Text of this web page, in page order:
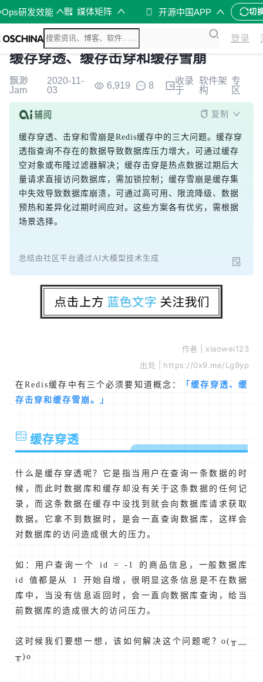
研发效能 媒体矩阵 开源中国APP 切
登录
缓存穿透、缓存击穿和缓存雪崩
飘渺
Jam
2020-11-
03
6,919 8
收录
于
软件架
构
专
区
复制
缓存穿透、击穿和雪崩是Redis缓存中的三大问题。缓存穿
透指查询不存在的数据导致数据库压力增大，可通过缓存
空对象或布隆过滤器解决；缓存击穿是热点数据过期后大
量请求直接访问数据库，需加锁控制；缓存雪崩是缓存集
中失效导致数据库崩溃，可通过高可用、限流降级、数据
预热和差异化过期时间应对。这些方案各有优劣，需根据
场景选择。
总结由社区平台通过AI大模型技术生成
作者 | xiaowei123
出处 | https://0x9.me/Lg9yp
在Redis缓存中有三个必须要知道概念：
「缓存穿透、缓
存击穿和缓存雪崩。」
缓存穿透
什么是缓存穿透呢？它是指当用户在查询一条数据的时
候，而此时数据库和缓存却没有关于这条数据的任何记
录，而这条数据在缓存中没找到就会向数据库请求获取
数据。它拿不到数据时，是会一直查询数据库，这样会
对数据库的访问造成很大的压力。
如：用户查询一个 id = -1 的商品信息，一般数据库
id 值都是从 1 开始自增，很明显这条信息是不在数据
库中，当没有信息返回时，会一直向数据库查询，给当
前数据库的造成很大的访问压力。
这时候我们要想一想，该如何解决这个问题呢？o(╥﹏
╥)o